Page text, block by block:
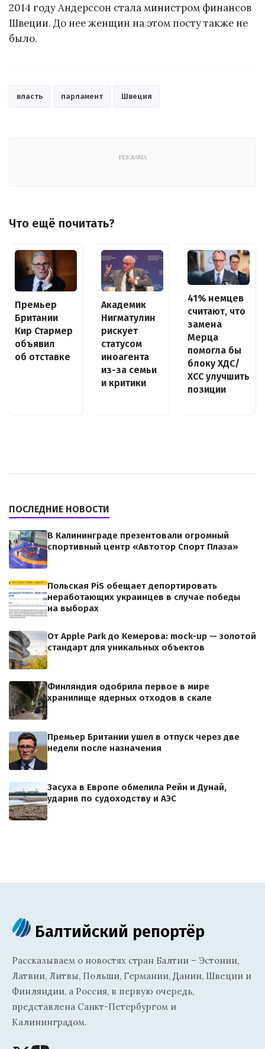
2014 году Андерссон стала министром финансов
Швеции. До нее женщин на этом посту также не
было.
власть парламент Швеция
РЕКЛАМА
Что ещё почитать?
Премьер
Британии
Кир Стармер
объявил
об отставке
Академик
Нигматулин
рискует
статусом
иноагента
из-за семьи
и критики
41% немцев
считают, что
замена
Мерца
помогла бы
блоку ХДС/
ХСС улучшить
позиции
ПОСЛЕДНИЕ НОВОСТИ
В Калининграде презентовали огромный
спортивный центр «Автотор Спорт Плаза»
Польская PiS обещает депортировать
неработающих украинцев в случае победы
на выборах
От Apple Park до Кемерова: mock-up — золотой
стандарт для уникальных объектов
Финляндия одобрила первое в мире
хранилище ядерных отходов в скале
Премьер Британии ушел в отпуск через две
недели после назначения
Засуха в Европе обмелила Рейн и Дунай,
ударив по судоходству и АЭС
Балтийский репортёр
Рассказываем о новостях стран Балтии – Эстонии,
Латвии, Литвы, Польши, Германии, Дании, Швеции и
Финляндии, а Россия, в первую очередь,
представлена Санкт-Петербургом и
Калининградом.